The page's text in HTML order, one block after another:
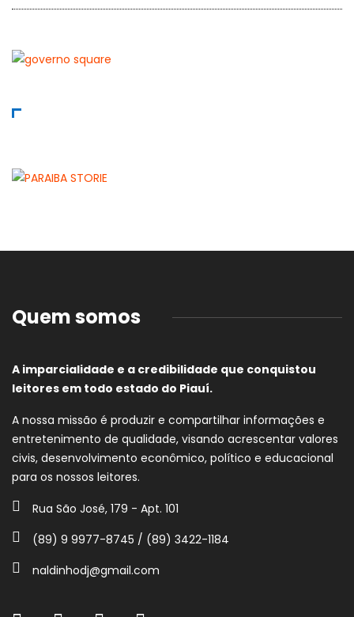
Quem somos
A imparcialidade e a credibilidade que conquistou
leitores em todo estado do Piauí.
A nossa missão é produzir e compartilhar informações e
entretenimento de qualidade, visando acrescentar valores
civis, desenvolvimento econômico, político e educacional
para os nossos leitores.
Rua São José, 179 - Apt. 101
(89) 9 9977-8745 / (89) 3422-1184
naldinhodj@gmail.com